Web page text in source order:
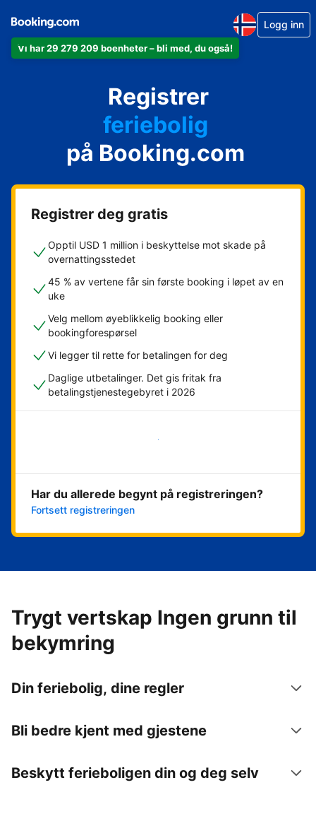
Vi har 29 279 209 boenheter – bli med, du også!
Logg inn
Registrer
leiligheten din
hotellet ditt
feriebolig
gjestgiveriet ditt
rorbua di
på Booking.com
Registrer deg gratis
Opptil USD 1 million i beskyttelse mot skade på
overnattingsstedet
45 % av vertene får sin første booking i løpet av en
uke
Velg mellom øyeblikkelig booking eller
bookingforespørsel
Vi legger til rette for betalingen for deg
Daglige utbetalinger. Det gis fritak fra
betalingstjenestegebyret i 2026
Kom i gang nå
Har du allerede begynt på registreringen?
Fortsett registreringen
Trygt vertskap Ingen grunn til
bekymring
Din feriebolig, dine regler
Bli bedre kjent med gjestene
Beskytt ferieboligen din og deg selv